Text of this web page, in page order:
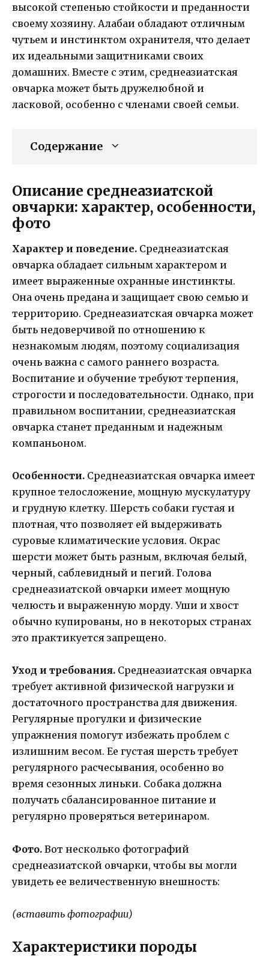
высокой степенью стойкости и преданности
своему хозяину. Алабаи обладают отличным
чутьем и инстинктом охранителя, что делает
их идеальными защитниками своих
домашних. Вместе с этим, среднеазиатская
овчарка может быть дружелюбной и
ласковой, особенно с членами своей семьи.
Содержание
Описание среднеазиатской
овчарки: характер, особенности,
фото
Характер и поведение. Среднеазиатская
овчарка обладает сильным характером и
имеет выраженные охранные инстинкты.
Она очень предана и защищает свою семью и
территорию. Среднеазиатская овчарка может
быть недоверчивой по отношению к
незнакомым людям, поэтому социализация
очень важна с самого раннего возраста.
Воспитание и обучение требуют терпения,
строгости и последовательности. Однако, при
правильном воспитании, среднеазиатская
овчарка станет преданным и надежным
компаньоном.
Особенности. Среднеазиатская овчарка имеет
крупное телосложение, мощную мускулатуру
и грудную клетку. Шерсть собаки густая и
плотная, что позволяет ей выдерживать
суровые климатические условия. Окрас
шерсти может быть разным, включая белый,
черный, саблевидный и пегий. Голова
среднеазиатской овчарки имеет мощную
челюсть и выраженную морду. Уши и хвост
обычно купированы, но в некоторых странах
это практикуется запрещено.
Уход и требования. Среднеазиатская овчарка
требует активной физической нагрузки и
достаточного пространства для движения.
Регулярные прогулки и физические
упражнения помогут избежать проблем с
излишним весом. Ее густая шерсть требует
регулярного расчесывания, особенно во
время сезонных линьки. Собака должна
получать сбалансированное питание и
регулярно проверяться ветеринаром.
Фото. Вот несколько фотографий
среднеазиатской овчарки, чтобы вы могли
увидеть ее величественную внешность:
(вставить фотографии)
Характеристики породы